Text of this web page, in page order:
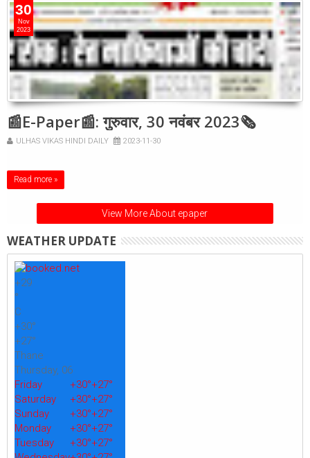
30
Nov
2023
📰E-Paper📰: गुरुवार, 30 नवंबर 2023🗞
ULHAS VIKAS HINDI DAILY 2023-11-30
Read more »
View More About epaper
WEATHER UPDATE
+29
°
C
+30°
+27°
Thane
Thursday, 06
Friday
+30°+27°
Saturday
+30°+27°
Sunday
+30°+27°
Monday
+30°+27°
Tuesday
+30°+27°